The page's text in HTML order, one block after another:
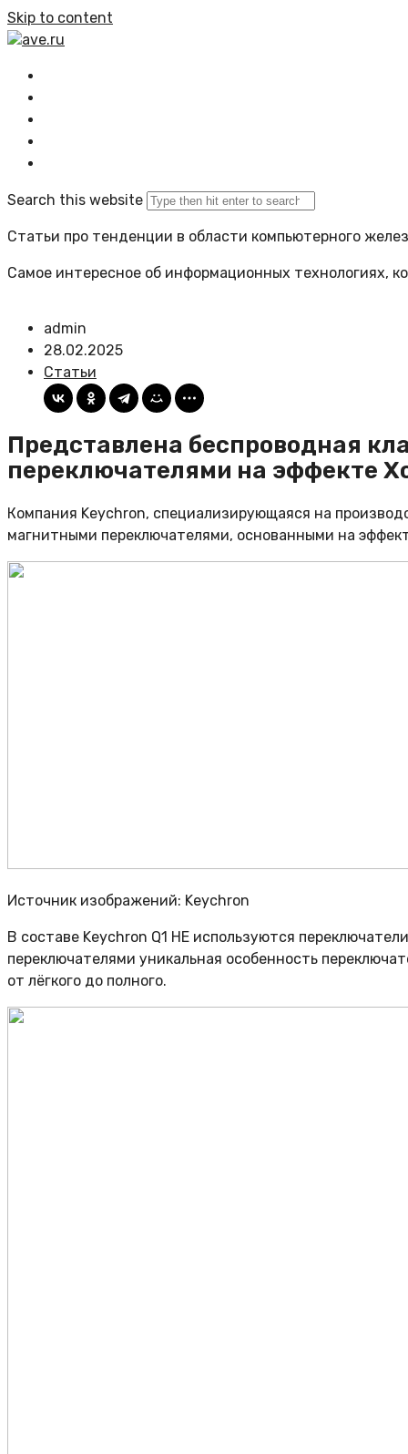
Skip to content
ave.ru
Search this website
Статьи про тенденции в области компьютерного
Самое интересное об информационных технологиях,
admin
28.02.2025
Статьи
Представлена беспроводная
переключателями на эффекте
Компания Keychron, специализирующаяся на
магнитными переключателями, основанными на
Источник изображений: Keychron
В составе Keychron Q1 HE используются
переключателями уникальная особенность
от лёгкого до полного.